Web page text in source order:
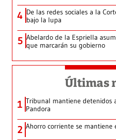
4 De las redes sociales a la
bajo la lupa
5 Abelardo de la Espriella
que marcarán su gobierno
Últimas
1 Tribunal mantiene detenidos
Pandora
2 Ahorro corriente se